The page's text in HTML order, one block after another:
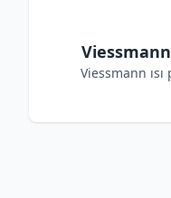
Viessmann
Viessmann ısı